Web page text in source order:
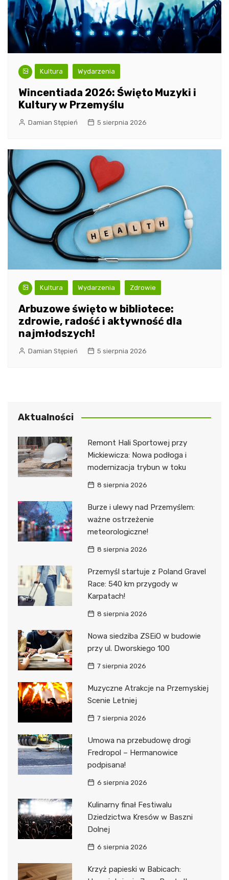
Kultura Wydarzenia
Wincentiada 2026: Święto Muzyki i
Kultury w Przemyślu
Damian Stępień 5 sierpnia 2026
Kultura Wydarzenia Zdrowie
Arbuzowe święto w bibliotece:
zdrowie, radość i aktywność dla
najmłodszych!
Damian Stępień 5 sierpnia 2026
Aktualności
Remont Hali Sportowej przy
Mickiewicza: Nowa podłoga i
modernizacja trybun w toku
8 sierpnia 2026
Burze i ulewy nad Przemyślem:
ważne ostrzeżenie
meteorologiczne!
8 sierpnia 2026
Przemyśl startuje z Poland Gravel
Race: 540 km przygody w
Karpatach!
8 sierpnia 2026
Nowa siedziba ZSEiO w budowie
przy ul. Dworskiego 100
7 sierpnia 2026
Muzyczne Atrakcje na Przemyskiej
Scenie Letniej
7 sierpnia 2026
Umowa na przebudowę drogi
Fredropol – Hermanowice
podpisana!
6 sierpnia 2026
Kulinarny finał Festiwalu
Dziedzictwa Kresów w Baszni
Dolnej
6 sierpnia 2026
Krzyż papieski w Babicach: